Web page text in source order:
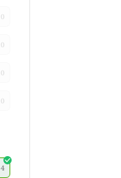
0
0
0
0
4